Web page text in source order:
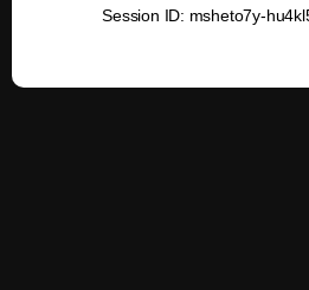
Session ID: msheto7y-